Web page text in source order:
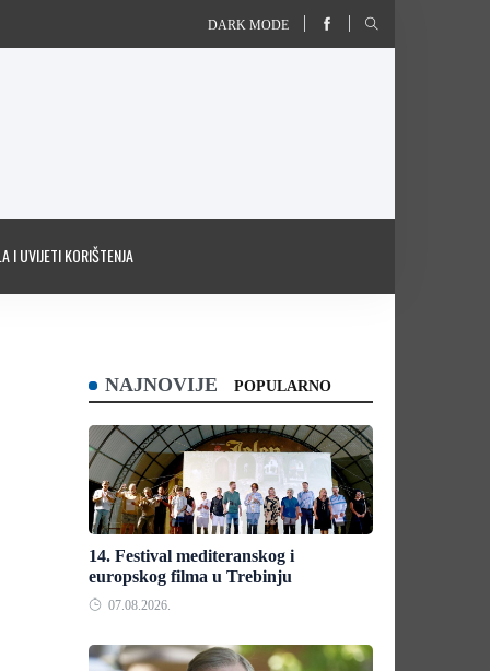
DARK MODE
I UVIJETI KORIŠTENJA
NAJNOVIJE POPULARNO
14. Festival mediteranskog i
europskog filma u Trebinju
07.08.2026.